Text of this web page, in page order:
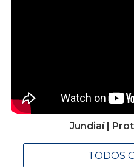
Jundiaí |
TODOS